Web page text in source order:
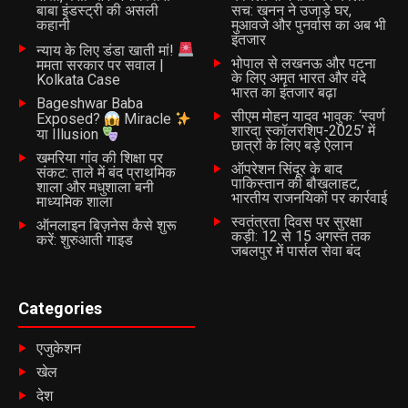
आश्वासनों से निकलकर मानवीय संवेदनाओं के धरातल पर हल नहीं की
जाएगी, तब तक थार की इस तपती रेत में अपनों से बिछड़ने और स्वाभिमान
खोने का यह दर्द यूं ही दफन रहेगा।
RELATED TOPICS:
#INDIAPAKISTAN #BORDER #SINDH #BARMER
UP NEXT
रेगिस्तान में बेड़ियों से जकड़ा बचपन, अंधविश्वास और अभाव के बीच
घुटती दिव्यांग बेटी की चीखें
DON'T MISS
चुनावी वादे बनाम जमीनी हकीकत: शालीमार बाग में फूटा जनता का
Batangarh Team
बाबा इंडस्ट्री की असली
कहानी
न्याय के लिए डंडा खाती मां!
ममता सरकार पर सवाल |
Kolkata Case
Bageshwar Baba
Exposed?
Miracle
या Illusion
खमरिया गांव की शिक्षा पर
संकट: ताले में बंद प्राथमिक
शाला और मधुशाला बनी
माध्यमिक शाला
ऑनलाइन बिज़नेस कैसे शुरू
करें: शुरुआती गाइड
सच: खनन ने उजाड़े घर,
मुआवजे और पुनर्वास का अब भी
इंतजार
भोपाल से लखनऊ और पटना
के लिए अमृत भारत और वंदे
भारत का इंतजार बढ़ा
सीएम मोहन यादव भावुक: ‘स्वर्ण
शारदा स्कॉलरशिप-2025’ में
छात्रों के लिए बड़े ऐलान
ऑपरेशन सिंदूर के बाद
पाकिस्तान की बौखलाहट,
भारतीय राजनयिकों पर कार्रवाई
स्वतंत्रता दिवस पर सुरक्षा
कड़ी: 12 से 15 अगस्त तक
जबलपुर में पार्सल सेवा बंद
Categories
एजुकेशन
खेल
देश